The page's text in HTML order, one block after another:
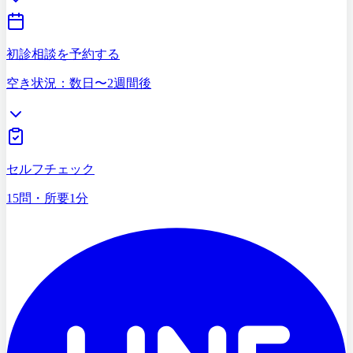
初診相談を予約する
空き状況：数日〜2週間後
セルフチェック
15問・所要1分